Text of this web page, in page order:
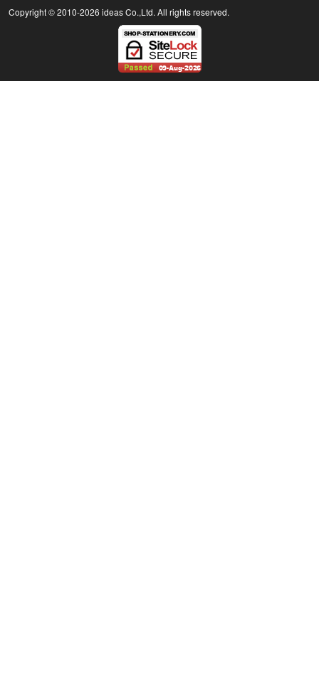
Copyright © 2010-2026 ideas Co.,Ltd. All rights reserved.